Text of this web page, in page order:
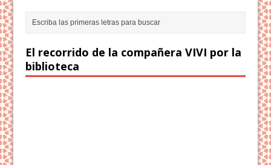
El recorrido de la compañera VIVI por la
biblioteca